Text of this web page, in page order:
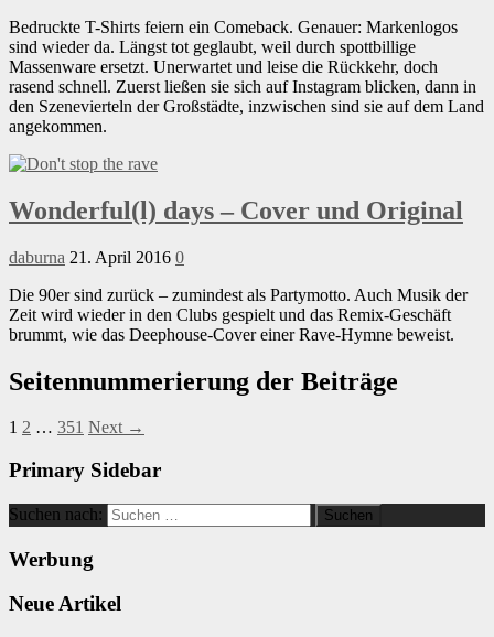
Bedruckte T-Shirts feiern ein Comeback. Genauer: Markenlogos
sind wieder da. Längst tot geglaubt, weil durch spottbillige
Massenware ersetzt. Unerwartet und leise die Rückkehr, doch
rasend schnell. Zuerst ließen sie sich auf Instagram blicken, dann in
den Szenevierteln der Großstädte, inzwischen sind sie auf dem Land
angekommen.
Wonderful(l) days – Cover und Original
daburna 21. April 2016 0
Die 90er sind zurück – zumindest als Partymotto. Auch Musik der
Zeit wird wieder in den Clubs gespielt und das Remix-Geschäft
brummt, wie das Deephouse-Cover einer Rave-Hymne beweist.
Seitennummerierung der Beiträge
1 2 … 351 Next →
Primary Sidebar
Suchen nach:
Werbung
Neue Artikel